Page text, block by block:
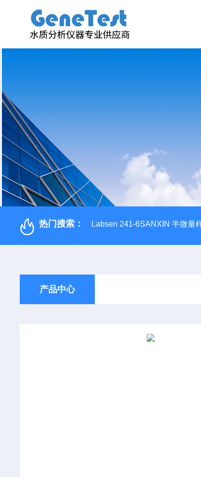
热门搜索： Labsen 241-6SANXIN 半微量
产品中心